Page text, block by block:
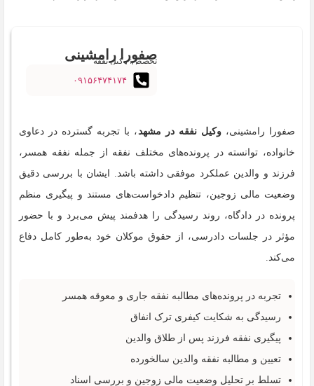
صفورا رامشینی
تخصص: وکیل نفقه
۰۹۱۵۶۴۷۴۱۷۴
صفورا رامشینی،وکیل نفقه در مشهد، با تجربه گسترده در دعاوی
خانواده، توانسته در پرونده‌های مختلف نفقه از جمله نفقه همسر،
فرزند و والدین عملکرد موفقی داشته باشد. ایشان با بررسی دقیق
وضعیت مالی زوجین، تنظیم دادخواست‌های مستند و پیگیری منظم
پرونده در دادگاه، روند رسیدگی را هدفمند پیش می‌برد و با حضور
مؤثر در جلسات دادرسی، از حقوق موکلان خود به‌طور کامل دفاع
می‌کند.
تجربه در پرونده‌های مطالبه نفقه جاری و معوقه همسر
رسیدگی به شکایت کیفری ترک انفاق
پیگیری نفقه فرزند پس از طلاق والدین
تعیین و مطالبه نفقه والدین سالخورده
تسلط بر تحلیل وضعیت مالی زوجین و بررسی اسناد